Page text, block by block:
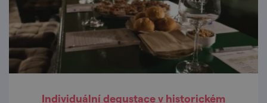
Individuální degustace v historickém